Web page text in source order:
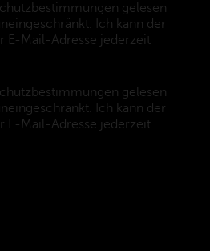
gelesen
Ich kann der
E-Mail-Adresse jederzeit
gelesen
Ich kann der
E-Mail-Adresse jederzeit